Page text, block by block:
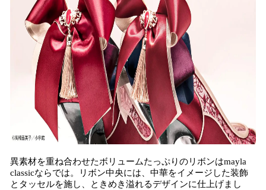
異素材を重ね合わせたボリュームたっぷりのリボンはmayla
classicならでは。リボン中央には、中華をイメージした装飾
とタッセルを施し、ときめき溢れるデザインに仕上げまし